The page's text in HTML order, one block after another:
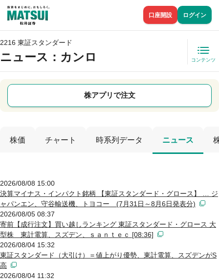
口座開設 ログイン
2216 東証スタンダード
ニュース ：カンロ コンテンツ
株アプリで注文
株価 チャート 時系列データ ニュース
2026/08/08 15:00
決算マイナス・インパクト銘柄 【東証スタンダード・グロース】 … ジ
ャパンエン、守谷輸送機、トヨコー (7月31日～8月6日発表分)
2026/08/05 08:37
寄前【成行注文】買い越しランキング 東証スタンダード・グロース 大
型株 東計電算、スズデン、ｓａｎｔｅｃ [08:36]
2026/08/04 15:32
東証スタンダード（大引け）＝値上がり優勢、東計電算、スズデンがS
高
2026/08/04 11:32